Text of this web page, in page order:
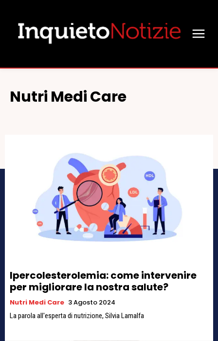
Nutri Medi Care
Ipercolesterolemia: come intervenire
per migliorare la nostra salute?
Nutri Medi Care 3 Agosto 2024
La parola all'esperta di nutrizione, Silvia Lamalfa